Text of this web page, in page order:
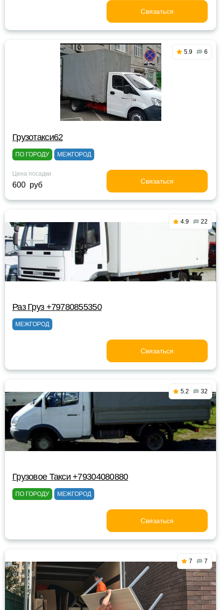
Связаться
5.9 6
Грузотакси62
ПО ГОРОДУ МЕЖГОРОД
Цена посадки
600 руб Связаться
4.9 22
Раз Груз +79780855350
МЕЖГОРОД
Связаться
5.2 32
Грузовое Такси +79304080880
ПО ГОРОДУ МЕЖГОРОД
Связаться
7 7